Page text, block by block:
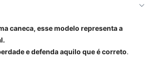
caneca, esse modelo representa a
e defenda aquilo que é correto.